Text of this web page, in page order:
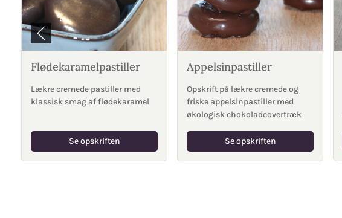
Flødekaramelpastiller
Lækre cremede pastiller med
klassisk smag af flødekaramel
Se opskriften
Appelsinpastiller
Opskrift på lækre cremede og
friske appelsinpastiller med
økologisk chokoladeovertræk
Se opskriften